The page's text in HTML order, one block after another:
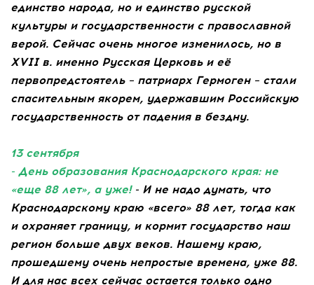
единство народа, но и единство русской
культуры и государственности с православной
верой. Сейчас очень многое изменилось, но в
XVII в. именно Русская Церковь и её
первопредстоятель – патриарх Гермоген – стали
спасительным якорем, удержавшим Российскую
государственность от падения в бездну.
13 сентября
- День образования Краснодарского края: не
«еще 88 лет», а уже!- И не надо думать, что
Краснодарскому краю «всего» 88 лет, тогда как
и охраняет границу, и кормит государство наш
регион больше двух веков. Нашему краю,
прошедшему очень непростые времена, уже 88.
И для нас всех сейчас остается только одно